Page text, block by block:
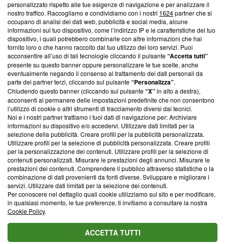
Questa sezione offre informazioni trasparenti su Blasting
News, sui nostri processi editoriali e su come ci impegniamo a
creare news di qualità. Inoltre, afferma la nostra aderenza a
‘Trust Project - News with Integrity’Blasting News non è
ancora membro del programma, ma ha richiesto di farne
parte; Trust Project non ha ancora effettuato una verifica di
conformità agli standard.
Su di noi
Team editoriale
Corporate
Redazione
Informativa Privacy
Cookie Policy
Blasting SA, IDI CHE-247.845.224, Via Carlo Frasca, 3 - 6900
Lugano (Svizzera) Tel:+39 0690258937
© 2026 Blasting News
personalizzato rispetto alle tue esigenze di navigazione e per analizzare il
nostro traffico. Raccogliamo e condividiamo con i nostri 1624partner che si
occupano di analisi dei dati web, pubblicità e social media, alcune
informazioni sul tuo dispositivo, come l’indirizzo IP e le caratteristiche del tuo
dispositivo, i quali potrebbero combinarle con altre informazioni che hai
fornito loro o che hanno raccolto dal tuo utilizzo dei loro servizi. Puoi
acconsentire all’uso di tali tecnologie cliccando il pulsante“Accetta tutti”
presente su questo banner oppure personalizzare le tue scelte, anche
eventualmente negando il consenso al trattamento dei dati personali da
parte dei partner terzi, cliccando sul pulsante“Personalizza”.
Chiudendo questo banner (cliccando sul pulsante“X”in alto a destra),
acconsenti al permanere delle impostazioni predefinite che non consentono
l’utilizzo di cookie o altri strumenti di tracciamento diversi dai tecnici.
Noi e i nostri partner trattiamo i tuoi dati di navigazione per: Archiviare
informazioni su dispositivo e/o accedervi. Utilizzare dati limitati per la
selezione della pubblicità. Creare profili per la pubblicità personalizzata.
Utilizzare profili per la selezione di pubblicità personalizzata. Creare profili
per la personalizzazione dei contenuti. Utilizzare profili per la selezione di
contenuti personalizzati. Misurare le prestazioni degli annunci. Misurare le
prestazioni dei contenuti. Comprendere il pubblico attraverso statistiche o la
combinazione di dati provenienti da fonti diverse. Sviluppare e migliorare i
servizi. Utilizzare dati limitati per la selezione dei contenuti.
Per conoscere nel dettaglio quali cookie utilizziamo sul sito e per modificare,
in qualsiasi momento, le tue preferenze, ti invitiamo a consultare la nostra
Cookie Policy.
ACCETTA TUTTI